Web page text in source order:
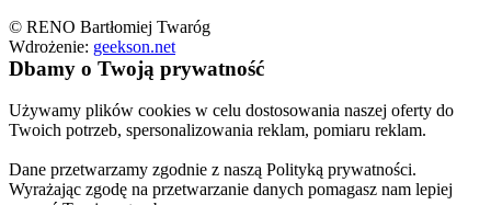
© RENO Bartłomiej Twaróg
Wdrożenie: geekson.net
Dbamy o Twoją prywatność
Używamy plików cookies w celu dostosowania naszej oferty do
Twoich potrzeb, spersonalizowania reklam, pomiaru reklam.
Dane przetwarzamy zgodnie z naszą Polityką prywatności.
Wyrażając zgodę na przetwarzanie danych pomagasz nam lepiej